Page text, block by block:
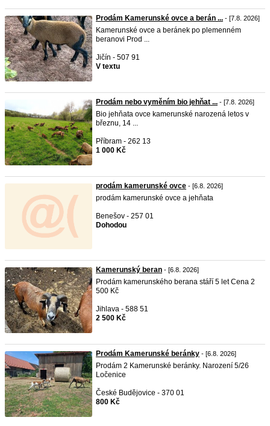
Prodám Kamerunské ovce a berán ... - [7.8. 2026]
Kamerunské ovce a beránek po plemenném
beranovi Prod ...
Jičín - 507 91
V textu
Prodám nebo vyměním bio jehňat ... - [7.8. 2026]
Bio jehňata ovce kamerunské narozená letos v
březnu, 14 ...
Příbram - 262 13
1 000 Kč
prodám kamerunské ovce - [6.8. 2026]
prodám kamerunské ovce a jehňata
Benešov - 257 01
Dohodou
Kamerunský beran - [6.8. 2026]
Prodám kamerunského berana stáří 5 let Cena 2
500 Kč
Jihlava - 588 51
2 500 Kč
Prodám Kamerunské beránky - [6.8. 2026]
Prodám 2 Kamerunské beránky. Narození 5/26
Ločenice
České Budějovice - 370 01
800 Kč